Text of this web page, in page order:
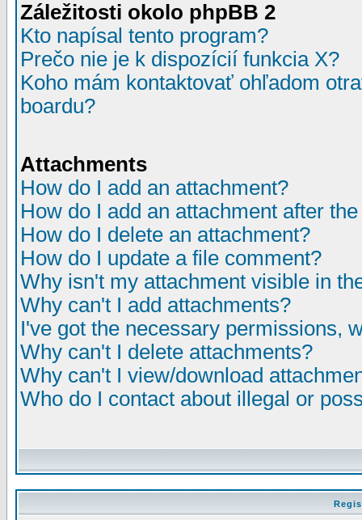
Záležitosti okolo phpBB 2
Kto napísal tento program?
Prečo nie je k dispozícií funkcia X?
Koho mám kontaktovať ohľadom
boardu?
Attachments
How do I add an attachment?
How do I add an attachment after
How do I delete an attachment?
How do I update a file comment?
Why isn't my attachment visible in
Why can't I add attachments?
I've got the necessary permissions,
Why can't I delete attachments?
Why can't I view/download
Who do I contact about illegal or